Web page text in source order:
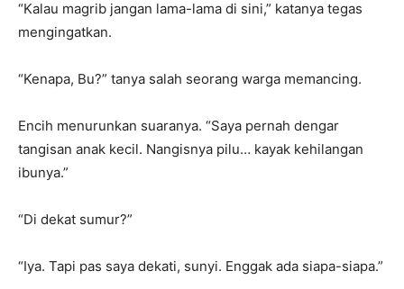
“Kalau magrib jangan lama-lama di sini,” katanya tegas
mengingatkan.
“Kenapa, Bu?” tanya salah seorang warga memancing.
Encih menurunkan suaranya. “Saya pernah dengar
tangisan anak kecil. Nangisnya pilu… kayak kehilangan
ibunya.”
“Di dekat sumur?”
“Iya. Tapi pas saya dekati, sunyi. Enggak ada siapa-siapa.”